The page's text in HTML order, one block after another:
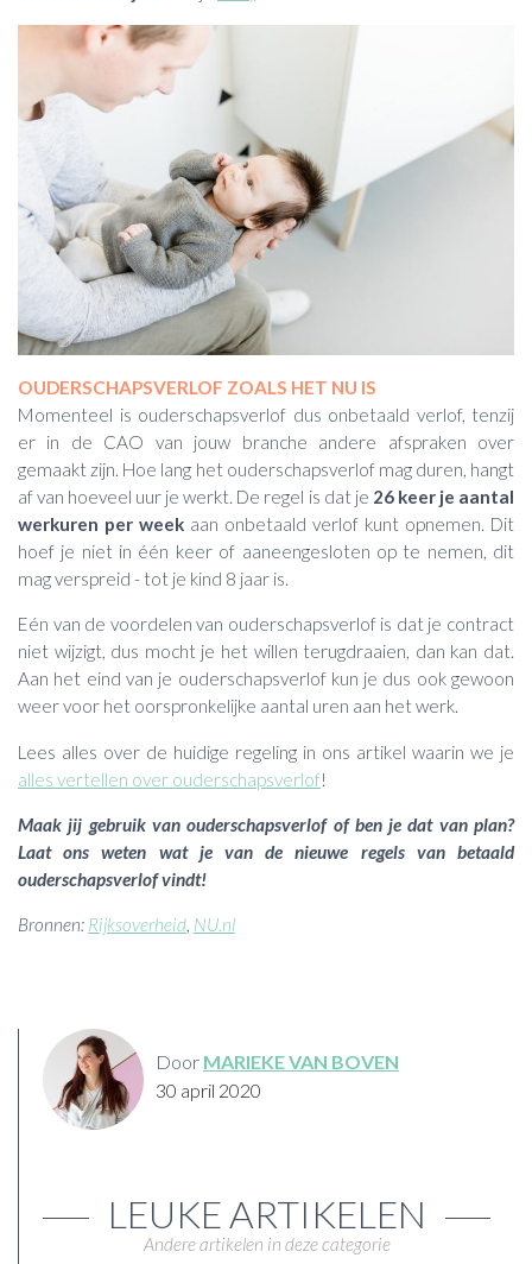
OUDERSCHAPSVERLOF ZOALS HET NU IS
Momenteel is ouderschapsverlof dus onbetaald verlof, tenzij
er in de CAO van jouw branche andere afspraken over
gemaakt zijn. Hoe lang het ouderschapsverlof mag duren, hangt
af van hoeveel uur je werkt. De regel is dat je 26 keer je aantal
werkuren per week aan onbetaald verlof kunt opnemen. Dit
hoef je niet in één keer of aaneengesloten op te nemen, dit
mag verspreid - tot je kind 8 jaar is.
Eén van de voordelen van ouderschapsverlof is dat je contract
niet wijzigt, dus mocht je het willen terugdraaien, dan kan dat.
Aan het eind van je ouderschapsverlof kun je dus ook gewoon
weer voor het oorspronkelijke aantal uren aan het werk.
Lees alles over de huidige regeling in ons artikel waarin we je
alles vertellen over ouderschapsverlof!
Maak jij gebruik van ouderschapsverlof of ben je dat van plan?
Laat ons weten wat je van de nieuwe regels van betaald
ouderschapsverlof vindt!
Bronnen: Rijksoverheid, NU.nl
Door MARIEKE VAN BOVEN
30 april 2020
LEUKE ARTIKELEN
Andere artikelen in deze categorie